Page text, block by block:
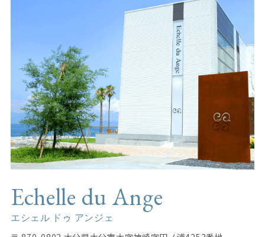
Echelle du Ange
エシェル ドゥ アンジェ